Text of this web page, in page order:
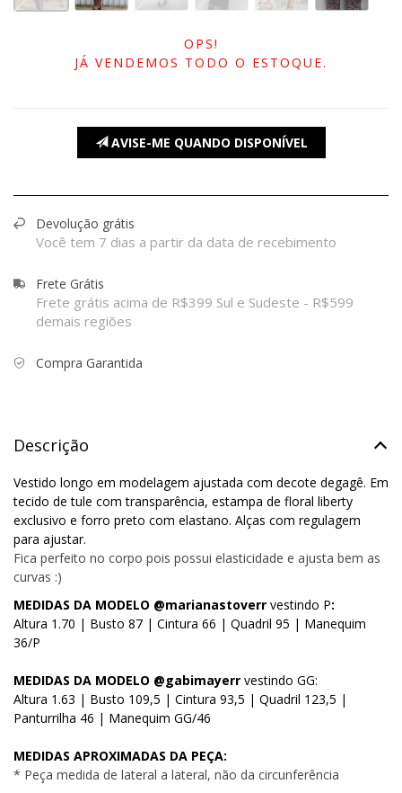
OPS!
JÁ VENDEMOS TODO O ESTOQUE.
AVISE-ME QUANDO DISPONÍVEL
Devolução grátis
Você tem 7 dias a partir da data de recebimento
Frete Grátis
Frete grátis acima de R$399 Sul e Sudeste - R$599
demais regiões
Compra Garantida
Descrição
Vestido longo em modelagem ajustada com decote degagê. Em
tecido de tule com transparência, estampa de floral liberty
exclusivo e forro preto com elastano. Alças com regulagem
para ajustar.
Fica perfeito no corpo pois possui elasticidade e ajusta bem as
curvas :)
MEDIDAS DA MODELO @marianastoverr vestindo P:
Altura 1.70 | Busto 87 | Cintura 66 | Quadril 95 | Manequim
36/P
MEDIDAS DA MODELO @gabimayerr vestindo GG:
Altura 1.63 | Busto 109,5 | Cintura 93,5 | Quadril 123,5 |
Panturrilha 46 | Manequim GG/46
MEDIDAS APROXIMADAS DA PEÇA:
* Peça medida de lateral a lateral, não da circunferência